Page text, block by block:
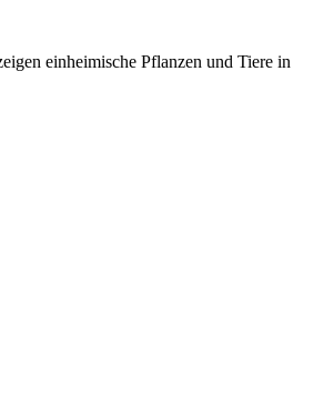
einheimische Pflanzen und Tiere in